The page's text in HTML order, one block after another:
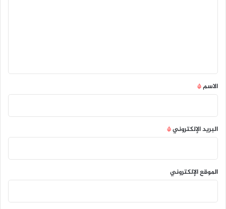
*
الاسم*
البريد الإلكتروني*
الموقع الإلكتروني